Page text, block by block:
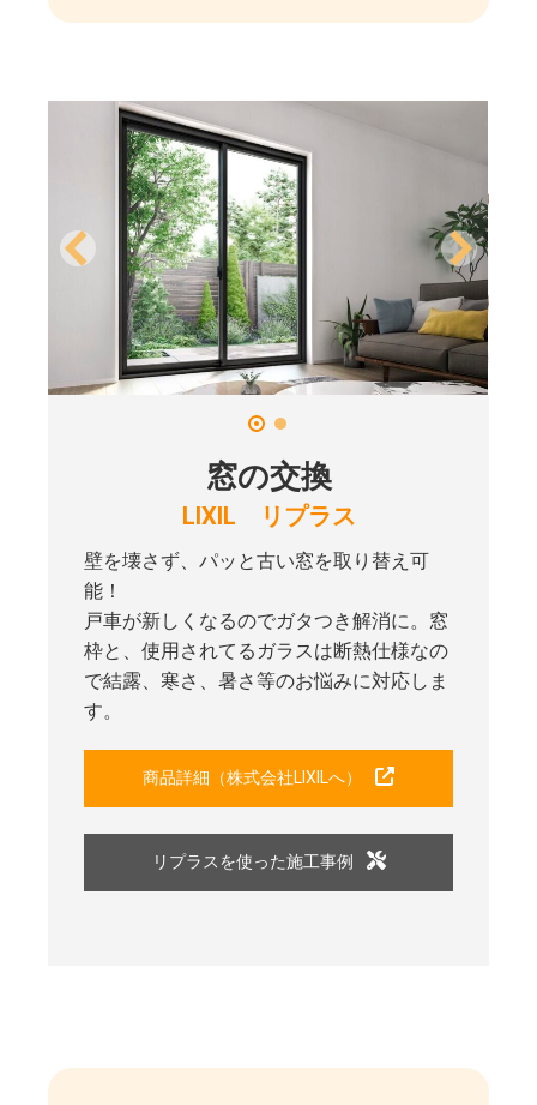
窓の交換
LIXIL リプラス
壁を壊さず、パッと古い窓を取り替え可
能！
戸車が新しくなるのでガタつき解消に。窓
枠と、使用されてるガラスは断熱仕様なの
で結露、寒さ、暑さ等のお悩みに対応しま
す。
商品詳細（株式会社LIXILへ）
リプラスを使った施工事例